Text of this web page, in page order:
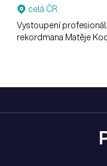
celá ČR
Vystoupení
rekordmana Matěje